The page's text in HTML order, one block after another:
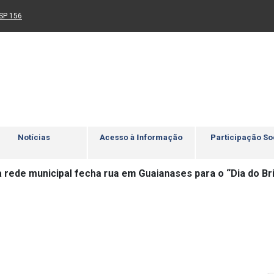
Ir para rodapé
para um novo sítio)
156
Notícias Acesso à Informação Participação
rede municipal fecha rua em Guaianases para o “Dia do